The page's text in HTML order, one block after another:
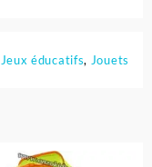
Jeux éducatifs, Jouets